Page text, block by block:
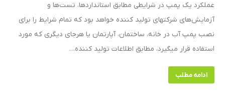
عملکرد یک پمپ در شرایطی مطابق استانداردها، تست‌ها و
آزمایش‌های شرکتهای تولید کننده خواهد بود که تمام شرایط را برای
نصب پمپ آب در خانه، ساختمان، آپارتمان یا هرجای دیگری که مورد
استفاده قرار میگیرد، مطابق اطلاعات تولید کننده…
ادامه مطلب